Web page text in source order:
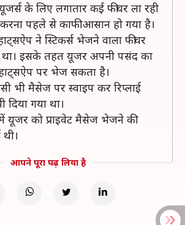
के लिए लगातार कई फीचर ला रही
पहले से काफी आसान हो गया है।
ने स्टिकर्स भेजने वाला फीचर
था। इसके तहत यूजर अपनी पसंद का
पर भेज सकता है।
भी मैसेज पर स्वाइप कर रिप्लाई
गया था।
यूजर को प्राइवेट मैसेज भेजने की
आपने पूरा पढ़ लिया है